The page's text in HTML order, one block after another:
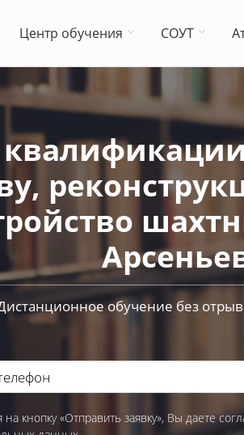
Центр обучения СОУТ
обучение без
кнопку «Отправить заявку», Вы даете